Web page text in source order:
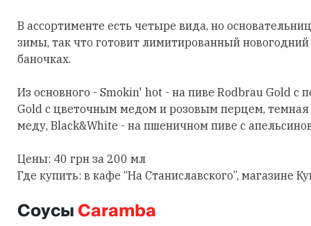
В ассортименте есть четыре вида, но
зимы, так что готовит лимитированный
баночках.
Из основного - Smokin' hot - на пиве Rodbrau Gold с
Gold с цветочным медом и розовым перцем,
меду, Black&White - на пшеничном пиве с
Цены: 40 грн за 200 мл
Где купить: в кафе “На Станиславского”, магазине
СоусыCaramba